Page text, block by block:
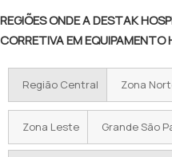
REGIÕES ONDE A DESTAK
CORRETIVA EM EQUIPAMENTO
Região Central Zona
Zona Leste Grande São